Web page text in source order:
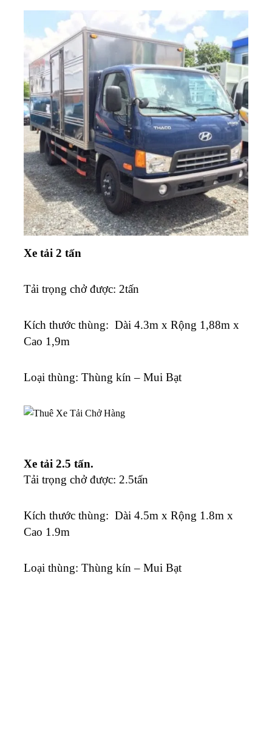
Xe tải 2 tấn
Tải trọng chở được: 2tấn
Kích thước thùng: Dài 4.3m x Rộng 1,88m x
Cao 1,9m
Loại thùng: Thùng kín – Mui Bạt
Xe tải 2.5 tấn.
Tải trọng chở được: 2.5tấn
Kích thước thùng: Dài 4.5m x Rộng 1.8m x
Cao 1.9m
Loại thùng: Thùng kín – Mui Bạt